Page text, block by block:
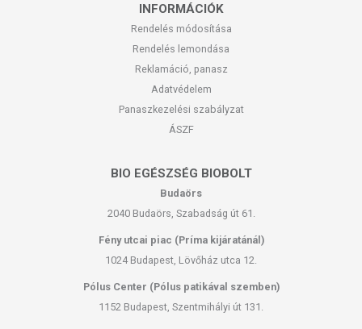
INFORMÁCIÓK
Rendelés módosítása
Rendelés lemondása
Reklamáció, panasz
Adatvédelem
Panaszkezelési szabályzat
ÁSZF
BIO EGÉSZSÉG BIOBOLT
Budaörs
2040 Budaörs, Szabadság út 61.
Fény utcai piac (Príma kijáratánál)
1024 Budapest, Lövőház utca 12.
Pólus Center (Pólus patikával szemben)
1152 Budapest, Szentmihályi út 131.